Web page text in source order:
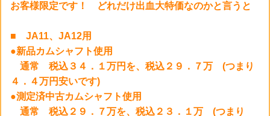
お客様限定です！ どれだけ出血大特価なのかと言うと
■ JA11、JA12用
●新品カムシャフト使用
通常 税込３４．１万円を、税込２９．７万 (つまり
４．４万円安いです)
●測定済中古カムシャフト使用
通常 税込２９．７万を、税込２３．１万 (つまり